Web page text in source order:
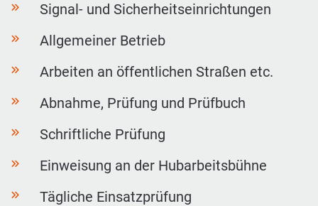
Signal- und Sicherheitseinrichtungen
Allgemeiner Betrieb
Arbeiten an öffentlichen Straßen etc.
Abnahme, Prüfung und Prüfbuch
Schriftliche Prüfung
Einweisung an der Hubarbeitsbühne
Tägliche Einsatzprüfung